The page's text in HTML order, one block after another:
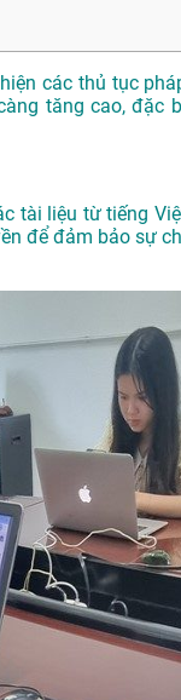
các thủ tục
tăng cao, đặc
tài liệu từ tiếng
để đảm bảo sự